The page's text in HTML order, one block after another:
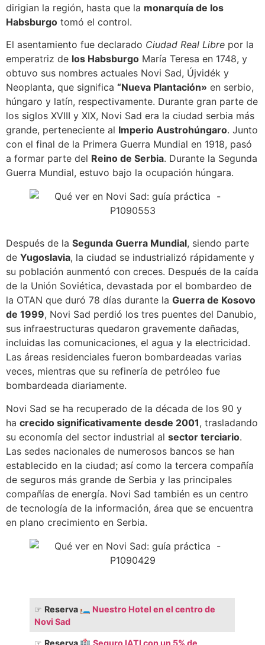
dirigian la región, hasta que la monarquía de los
Habsburgo tomó el control.
El asentamiento fue declarado Ciudad Real Libre por la
emperatriz de los Habsburgo María Teresa en 1748, y
obtuvo sus nombres actuales Novi Sad, Újvidék y
Neoplanta, que significa “Nueva Plantación» en serbio,
húngaro y latín, respectivamente. Durante gran parte de
los siglos XVIII y XIX, Novi Sad era la ciudad serbia más
grande, perteneciente al Imperio Austrohúngaro. Junto
con el final de la Primera Guerra Mundial en 1918, pasó
a formar parte del Reino de Serbia. Durante la Segunda
Guerra Mundial, estuvo bajo la ocupación húngara.
Después de la Segunda Guerra Mundial, siendo parte
de Yugoslavia, la ciudad se industrializó rápidamente y
su población aunmentó con creces. Después de la caída
de la Unión Soviética, devastada por el bombardeo de
la OTAN que duró 78 días durante la Guerra de Kosovo
de 1999, Novi Sad perdió los tres puentes del Danubio,
sus infraestructuras quedaron gravemente dañadas,
incluidas las comunicaciones, el agua y la electricidad.
Las áreas residenciales fueron bombardeadas varias
veces, mientras que su refinería de petróleo fue
bombardeada diariamente.
Novi Sad se ha recuperado de la década de los 90 y
ha crecido significativamente desde 2001, trasladando
su economía del sector industrial al sector terciario.
Las sedes nacionales de numerosos bancos se han
establecido en la ciudad; así como la tercera compañía
de seguros más grande de Serbia y las principales
compañías de energía. Novi Sad también es un centro
de tecnología de la información, área que se encuentra
en plano crecimiento en Serbia.
☞ Reserva 🛏️ Nuestro Hotel en el centro de
Novi Sad
☞ Reserva 🏥 Seguro IATI con un 5% de